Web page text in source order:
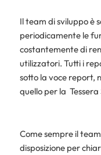
Il team di sviluppo è
periodicamente le
costantemente di
utilizzatori. Tutti i
sotto la voce report,
quello per la
Come sempre il
disposizione per